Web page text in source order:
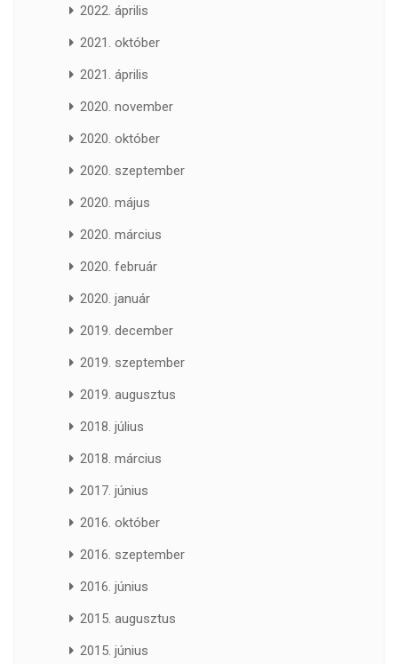
2022. április
2021. október
2021. április
2020. november
2020. október
2020. szeptember
2020. május
2020. március
2020. február
2020. január
2019. december
2019. szeptember
2019. augusztus
2018. július
2018. március
2017. június
2016. október
2016. szeptember
2016. június
2015. augusztus
2015. június